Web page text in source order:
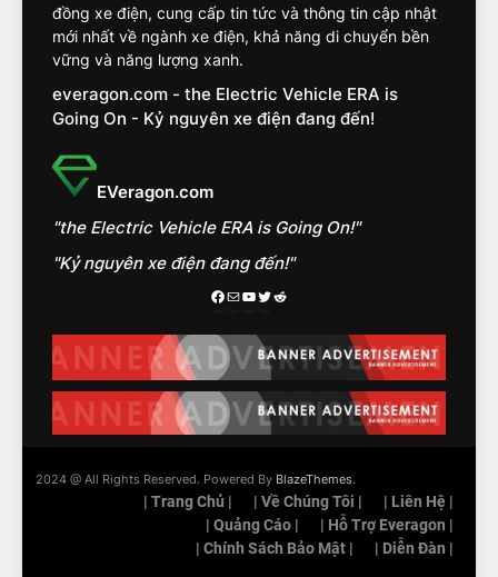
14
VinFast VF7 đang bỏ xa
như thế nào?
ĐÁNH GIÁ XE
15
‘cảnh vệ’ ADAS, ‘trợ lý’ ViVi
trên ngàn dặm đường
CÔNG NGHỆ AI, TỰ LÁI, ADAS,
ROBOTAXI
ĐÁNH GIÁ XE
Chọn VinFast VF8 hay Santa
Fe, Fortuner ?
ĐÁNH GIÁ XE
Đánh giá nhanh Vinfast VF5
vừa ra mắt tại Việt Nam – có
gì đấu với đối thủ?
ĐÁNH GIÁ XE
đồng xe điện, cung cấp tin tức và thông tin cập nhật
mới nhất về ngành xe điện, khả năng di chuyển bền
vững và năng lượng xanh.
everagon.com - the Electric Vehicle ERA is
Going On - Kỷ nguyên xe điện đang đến!
EVeragon.com
"the Electric Vehicle ERA is Going On!"
"Kỷ nguyên xe điện đang đến!"
Facebook
MailYoutube
Twitter
2024 @ All Rights Reserved. Powered By BlazeThemes.
| Trang Chủ | | Về Chúng Tôi |
| Liên Hệ |
| Quảng Cáo |
| Hỗ Trợ Everagon |
| Chính Sách Bảo Mật |
| Diễn Đàn |